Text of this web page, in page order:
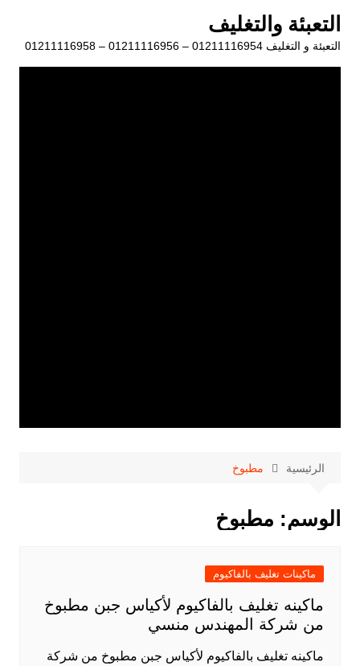
المحتوى
التعبئة والتغليف
التعبئة و التغليف 01211116954 – 01211116956 – 01211116958
الرئيسية مطبوخ
الوسم: مطبوخ
ماكينات تغليف بالفاكيوم
ماكينه تغليف بالفاكيوم لأكياس جبن مطبوخ
من شركة المهندس منسي
ماكينه تغليف بالفاكيوم لأكياس جبن مطبوخ من شركة